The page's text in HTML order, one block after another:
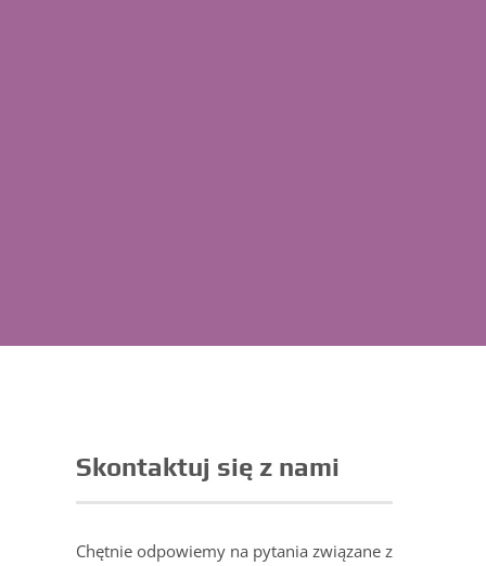
Skontaktuj się z nami
Chętnie odpowiemy na pytania związane z